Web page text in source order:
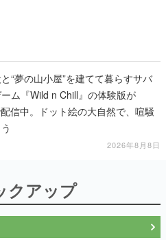
信中。ドット絵の大自然で、喧騒
2026年8月8日
アップ
り意味のある仮想世界を作る」
Online』の生みの親が18年掲げ